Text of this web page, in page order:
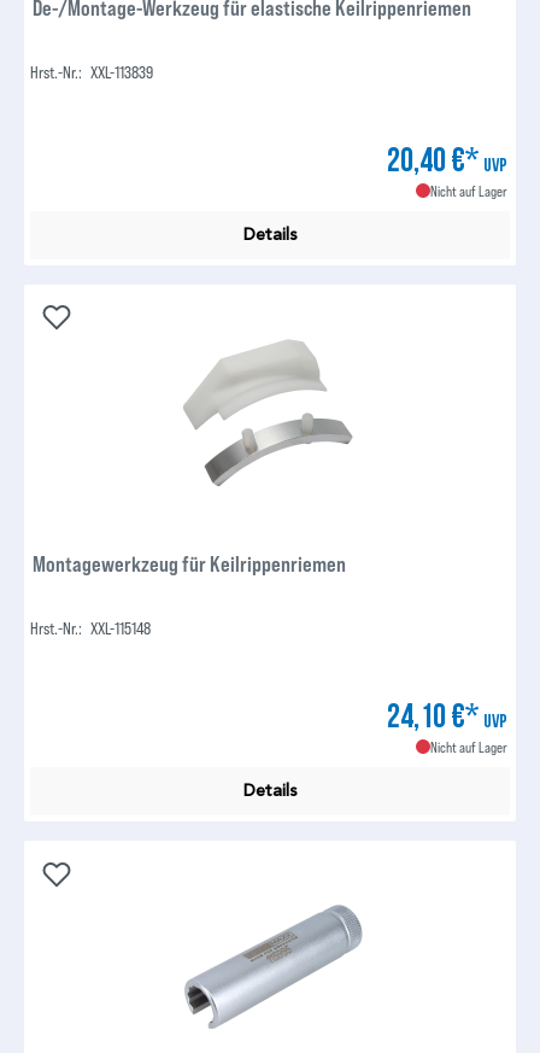
De-/Montage-Werkzeug für elastische Keilrippenriemen
Hrst.-Nr.: XXL-113839
20,40 €* UVP
Nicht auf Lager
Details
Montagewerkzeug für Keilrippenriemen
Hrst.-Nr.: XXL-115148
24,10 €* UVP
Nicht auf Lager
Details